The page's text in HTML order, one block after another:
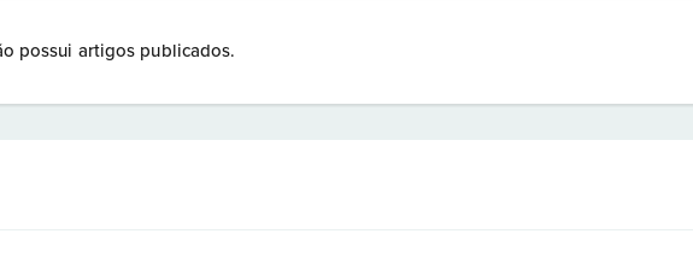
possui artigos publicados.